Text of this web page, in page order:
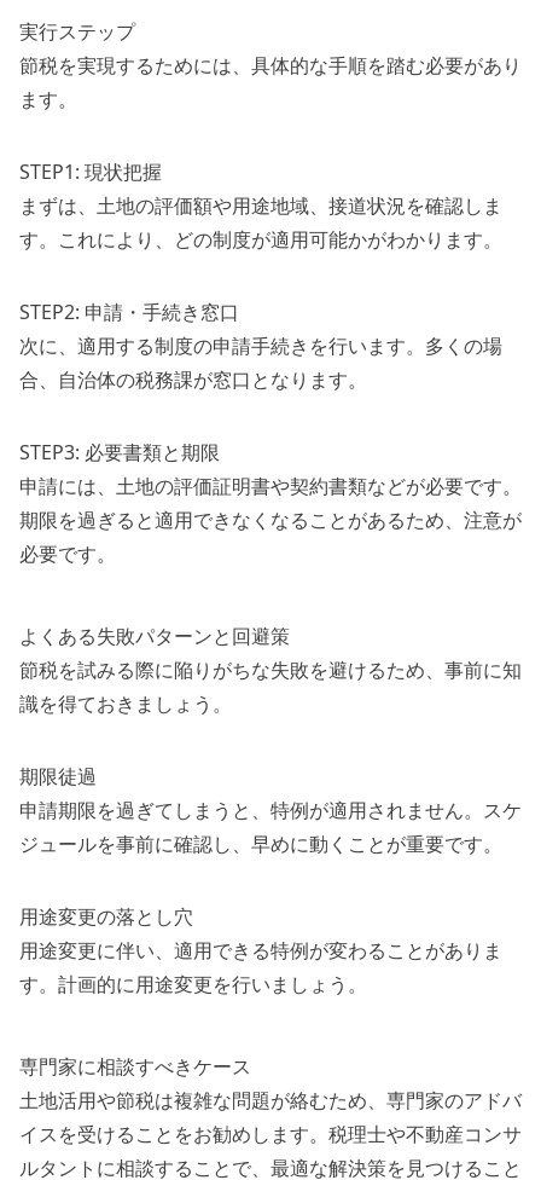
実行ステップ
節税を実現するためには、具体的な手順を踏む必要があり
ます。
STEP1: 現状把握
まずは、土地の評価額や用途地域、接道状況を確認しま
す。これにより、どの制度が適用可能かがわかります。
STEP2: 申請・手続き窓口
次に、適用する制度の申請手続きを行います。多くの場
合、自治体の税務課が窓口となります。
STEP3: 必要書類と期限
申請には、土地の評価証明書や契約書類などが必要です。
期限を過ぎると適用できなくなることがあるため、注意が
必要です。
よくある失敗パターンと回避策
節税を試みる際に陥りがちな失敗を避けるため、事前に知
識を得ておきましょう。
期限徒過
申請期限を過ぎてしまうと、特例が適用されません。スケ
ジュールを事前に確認し、早めに動くことが重要です。
用途変更の落とし穴
用途変更に伴い、適用できる特例が変わることがありま
す。計画的に用途変更を行いましょう。
専門家に相談すべきケース
土地活用や節税は複雑な問題が絡むため、専門家のアドバ
イスを受けることをお勧めします。税理士や不動産コンサ
ルタントに相談することで、最適な解決策を見つけること